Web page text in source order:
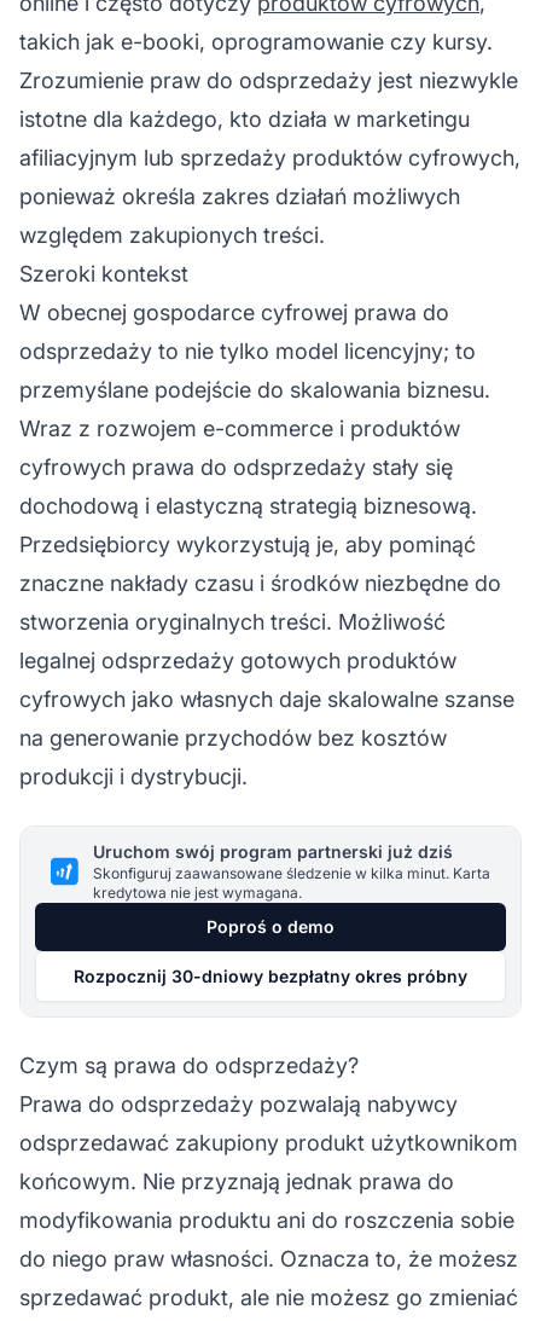
takich jak e-booki, oprogramowanie czy kursy.
Zrozumienie praw do odsprzedaży jest niezwykle
istotne dla każdego, kto działa w marketingu
afiliacyjnym lub sprzedaży produktów cyfrowych,
ponieważ określa zakres działań możliwych
względem zakupionych treści.
Szeroki kontekst
W obecnej gospodarce cyfrowej prawa do
odsprzedaży to nie tylko model licencyjny; to
przemyślane podejście do skalowania biznesu.
Wraz z rozwojem e-commerce i produktów
cyfrowych prawa do odsprzedaży stały się
dochodową i elastyczną strategią biznesową.
Przedsiębiorcy wykorzystują je, aby pominąć
znaczne nakłady czasu i środków niezbędne do
stworzenia oryginalnych treści. Możliwość
legalnej odsprzedaży gotowych produktów
cyfrowych jako własnych daje skalowalne szanse
na generowanie przychodów bez kosztów
produkcji i dystrybucji.
Uruchom swój program partnerski już dziś
Skonfiguruj zaawansowane śledzenie w kilka minut. Karta
kredytowa nie jest wymagana.
Poproś o demo
Rozpocznij 30-dniowy bezpłatny okres próbny
Czym są prawa do odsprzedaży?
Prawa do odsprzedaży pozwalają nabywcy
odsprzedawać zakupiony produkt użytkownikom
końcowym. Nie przyznają jednak prawa do
modyfikowania produktu ani do roszczenia sobie
do niego praw własności. Oznacza to, że możesz
sprzedawać produkt, ale nie możesz go zmieniać